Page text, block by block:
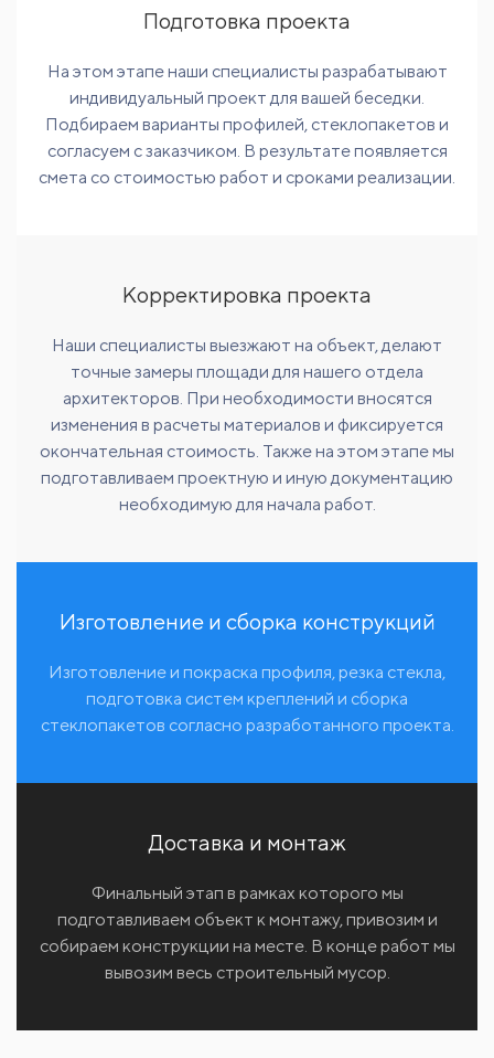
Подготовка проекта
На этом этапе наши специалисты разрабатывают
индивидуальный проект для вашей беседки.
Подбираем варианты профилей, стеклопакетов и
согласуем с заказчиком. В результате появляется
смета со стоимостью работ и сроками реализации.
Корректировка проекта
Наши специалисты выезжают на объект, делают
точные замеры площади для нашего отдела
архитекторов. При необходимости вносятся
изменения в расчеты материалов и фиксируется
окончательная стоимость. Также на этом этапе мы
подготавливаем проектную и иную документацию
необходимую для начала работ.
Изготовление и сборка конструкций
Изготовление и покраска профиля, резка стекла,
подготовка систем креплений и сборка
стеклопакетов согласно разработанного проекта.
Доставка и монтаж
Финальный этап в рамках которого мы
подготавливаем объект к монтажу, привозим и
собираем конструкции на месте. В конце работ мы
вывозим весь строительный мусор.